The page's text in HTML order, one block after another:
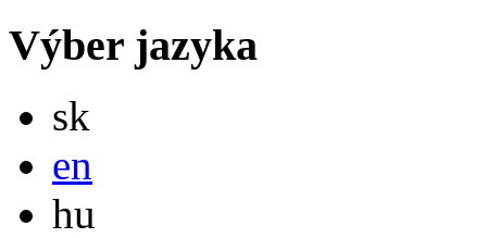
Výber jazyka
sk
en
hu